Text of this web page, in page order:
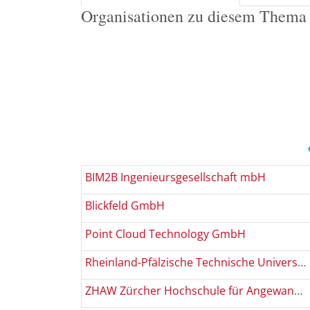
Organisationen zu diesem Thema
BIM2B Ingenieursgesellschaft mbH
Blickfeld GmbH
Point Cloud Technology GmbH
Rheinland-Pfälzische Technische Universität Kaiserslautern-Landau (RPTU)
ZHAW Zürcher Hochschule für Angewandte Wissenschaften